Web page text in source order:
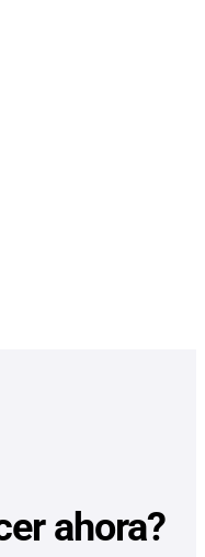
ahora?